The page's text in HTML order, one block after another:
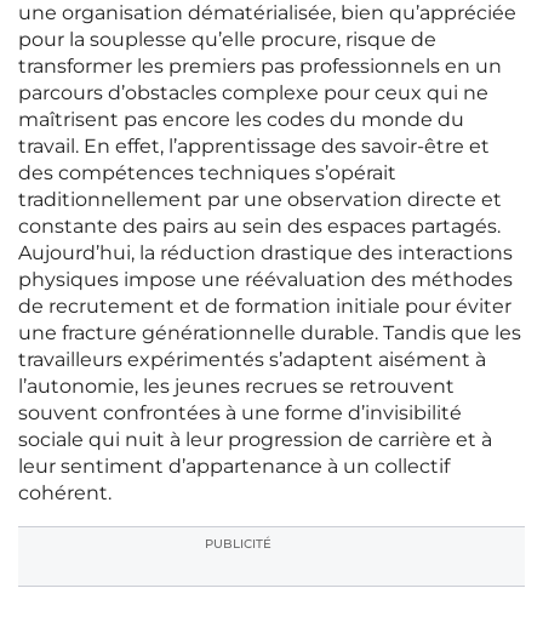
une organisation dématérialisée, bien qu’appréciée
pour la souplesse qu’elle procure, risque de
transformer les premiers pas professionnels en un
parcours d’obstacles complexe pour ceux qui ne
maîtrisent pas encore les codes du monde du
travail. En effet, l’apprentissage des savoir-être et
des compétences techniques s’opérait
traditionnellement par une observation directe et
constante des pairs au sein des espaces partagés.
Aujourd’hui, la réduction drastique des interactions
physiques impose une réévaluation des méthodes
de recrutement et de formation initiale pour éviter
une fracture générationnelle durable. Tandis que les
travailleurs expérimentés s’adaptent aisément à
l’autonomie, les jeunes recrues se retrouvent
souvent confrontées à une forme d’invisibilité
sociale qui nuit à leur progression de carrière et à
leur sentiment d’appartenance à un collectif
cohérent.
PUBLICITÉ